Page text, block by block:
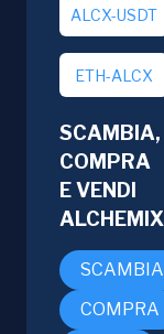
ALCX-USDT
ETH-ALCX
SCAMBIA,
COMPRA
E VENDI
ALCHEMIX
SCAMBIA
COMPRA